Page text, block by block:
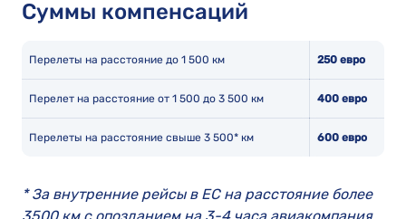
Суммы компенсаций
Перелеты на расстояние до 1 500 км 250 евро
Перелет на расстояние от 1 500 до 3 500 км 400 евро
Перелеты на расстояние свыше 3 500* км 600 евро
* За внутренние рейсы в ЕС на расстояние более